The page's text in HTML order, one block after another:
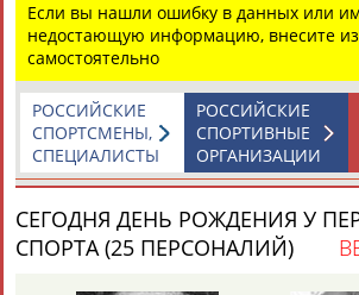
Если вы нашли ошибку в данных или
недостающую информацию, внесите
самостоятельно
РОССИЙСКИЕ
СПОРТИВНЫЕ
ОРГАНИЗАЦИИ
РОССИЙСКИЕ
СПОРТСМЕНЫ,
СПЕЦИАЛИСТЫ
СЕГОДНЯ ДЕНЬ РОЖДЕНИЯ У
СПОРТА (25 ПЕРСОНАЛИЙ)